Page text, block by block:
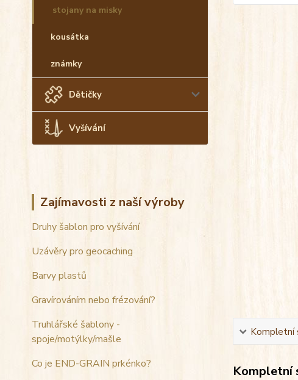
stojany na misky
kousátka
známky
Dětičky
Vyšívání
Zajímavosti z naší výroby
Druhy šablon pro vyšívání
Uzávěry pro geocaching
Barvy plastů
Gravírováním nebo frézování?
Truhlářské šablony -
spoje/motýlky/mašle
Co je END-GRAIN prkénko?
Kompletní
Kompletní